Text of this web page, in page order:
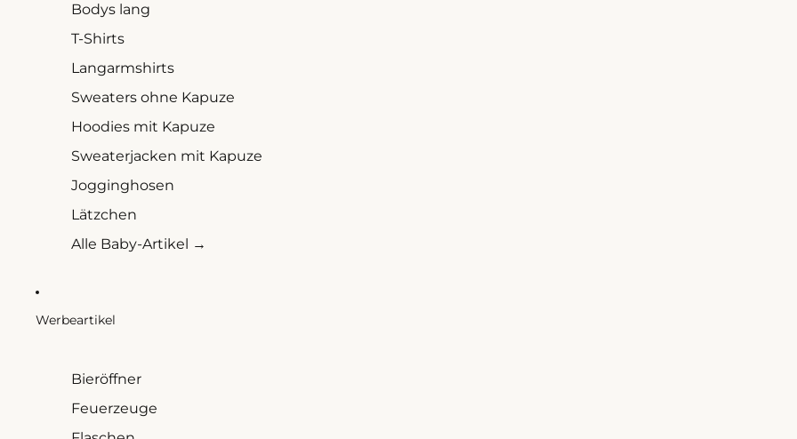
Bodys lang
T-Shirts
Langarmshirts
Sweaters ohne Kapuze
Hoodies mit Kapuze
Sweaterjacken mit Kapuze
Jogginghosen
Lätzchen
Alle Baby-Artikel →
Werbeartikel
Bieröffner
Feuerzeuge